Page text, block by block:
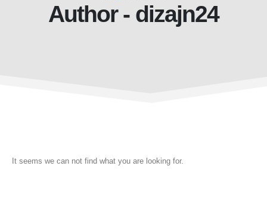
Author - dizajn24
It seems we can not find what you are looking for.